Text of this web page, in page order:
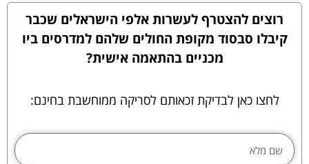
רוצים להצטרף לעשרות אלפי הישראלים שכבר
קיבלו סבסוד מקופת החולים שלהם למדרסים ביו
מכניים בהתאמה אישית?
לחצו כאן לבדיקת זכאותם לסריקה ממוחשבת בחינם: